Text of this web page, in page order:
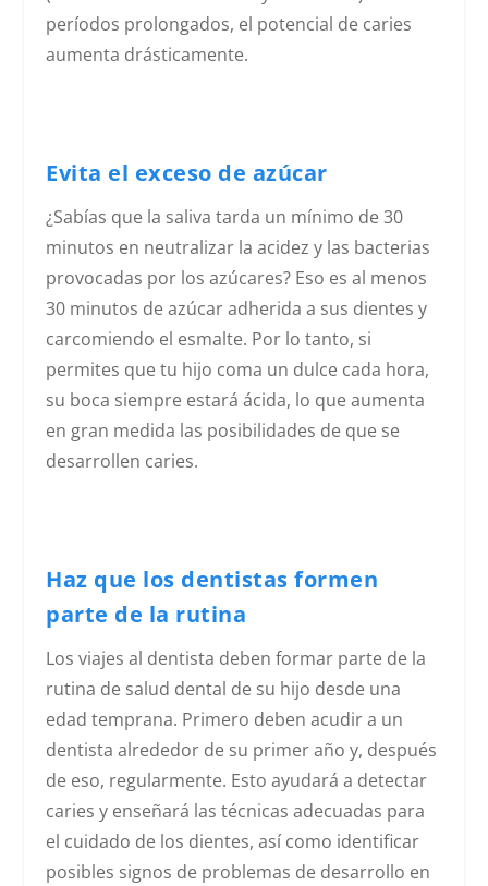
períodos prolongados, el potencial de caries
aumenta drásticamente.
Evita el exceso de azúcar
¿Sabías que la saliva tarda un mínimo de 30
minutos en neutralizar la acidez y las bacterias
provocadas por los azúcares? Eso es al menos
30 minutos de azúcar adherida a sus dientes y
carcomiendo el esmalte. Por lo tanto, si
permites que tu hijo coma un dulce cada hora,
su boca siempre estará ácida, lo que aumenta
en gran medida las posibilidades de que se
desarrollen caries.
Haz que los dentistas formen
parte de la rutina
Los viajes al dentista deben formar parte de la
rutina de salud dental de su hijo desde una
edad temprana. Primero deben acudir a un
dentista alrededor de su primer año y, después
de eso, regularmente. Esto ayudará a detectar
caries y enseñará las técnicas adecuadas para
el cuidado de los dientes, así como identificar
posibles signos de problemas de desarrollo en